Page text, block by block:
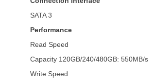
SATA 3
Performance
Read Speed
Capacity 120GB/240/480GB: 550MB/s
Write Speed